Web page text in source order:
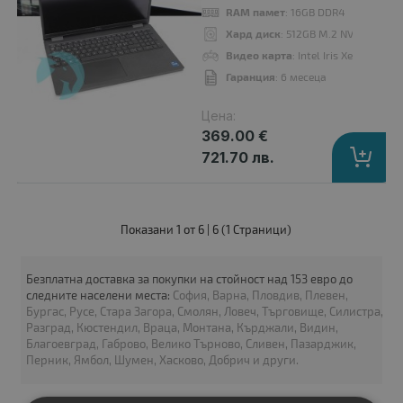
Процесор : Intel Core i5 10210U up to 4.20GHz 6MB
RAM памет
: 16GB DDR4
Хард диск
: Intel UHD Graphics 620
: Без операционна система. Добавете Windows 11 от опциите.
RAM памет: 16GB DDR4
Хард диск: 512GB M.2 NVMe SSD
Видео карта: Intel Iris Xe Graphics
Гаранция: 6 месеца
Цена:
369.00 €
721.70 лв.
Показани 1 от 6 | 6 (1 Страници)
Безплатна доставка за покупки на стойност над 153 евро до
следните населени места: София, Варна, Пловдив, Плевен,
Бургас, Русе, Стара Загора, Смолян, Ловеч, Търговище, Силистра,
Разград, Кюстендил, Враца, Монтана, Кърджали, Видин,
Благоевград, Габрово, Велико Търново, Сливен, Пазарджик,
Перник, Ямбол, Шумен, Хасково, Добрич и други.